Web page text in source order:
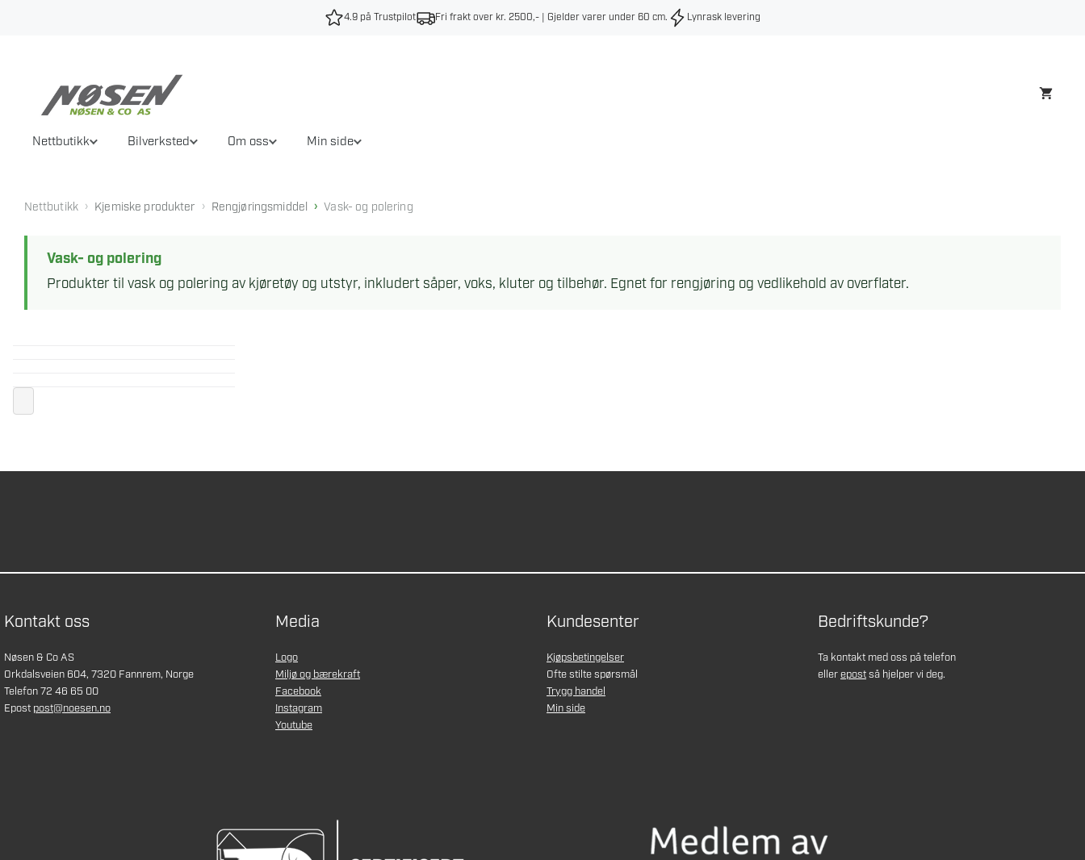
4.9 på Trustpilot Fri frakt over kr. 2500,- | Gjelder varer under 60 cm. Lynrask levering
Nettbutikk Bilverksted Om oss Min side
Nettbutikk › Kjemiske produkter › Rengjøringsmiddel › Vask- og polering
Vask- og polering
Produkter til vask og polering av kjøretøy og utstyr, inkludert såper, voks, kluter og tilbehør. Egnet for rengjøring og vedlikehold av overflater.
Kontakt oss
Nøsen & Co AS
Orkdalsveien 604, 7320 Fannrem, Norge
Telefon 72 46 65 00
Epost post@noesen.no
Media
Logo
Miljø og bærekraft
Facebook
Instagram
Youtube
Kundesenter
Kjøpsbetingelser
Ofte stilte spørsmål
Trygg handel
Min side
Bedriftskunde?
Ta kontakt med oss på telefon
ellerepostså hjelper vi deg.